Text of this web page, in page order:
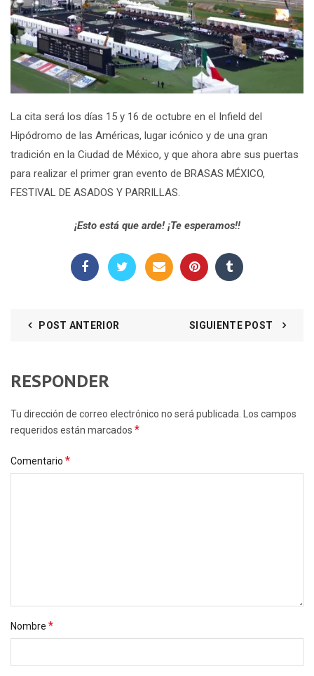
La cita será los días 15 y 16 de octubre en el Infield del
Hipódromo de las Américas, lugar icónico y de una gran
tradición en la Ciudad de México, y que ahora abre sus puertas
para realizar el primer gran evento de BRASAS MÉXICO,
FESTIVAL DE ASADOS Y PARRILLAS.
¡Esto está que arde! ¡Te esperamos!!
POST ANTERIOR SIGUIENTE POST
RESPONDER
Tu dirección de correo electrónico no será publicada. Los campos
requeridos están marcados *
Comentario *
Nombre *